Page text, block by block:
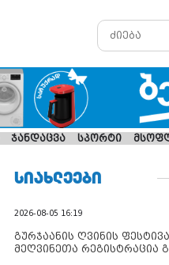
ჯანდაცვა სპორტი
ᲡᲘᲐᲮᲚᲔᲔᲑᲘ
2026-08-05 16:19
გურჯაანის ღვინის
მეღვინეთა რეგისტრაცია